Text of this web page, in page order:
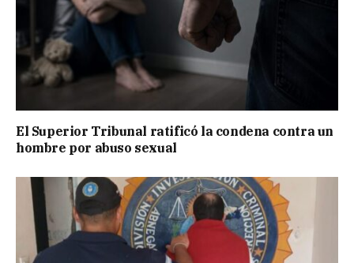
El Superior Tribunal ratificó la condena contra un
hombre por abuso sexual